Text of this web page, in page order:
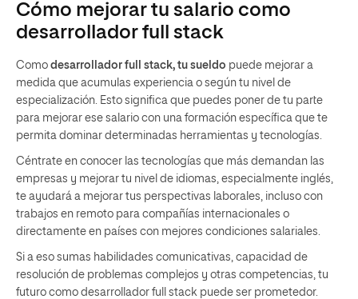
Cómo mejorar tu salario como
desarrollador full stack
Como desarrollador full stack, tu sueldo puede mejorar a
medida que acumulas experiencia o según tu nivel de
especialización. Esto significa que puedes poner de tu parte
para mejorar ese salario con una formación específica que te
permita dominar determinadas herramientas y tecnologías.
Céntrate en conocer las tecnologías que más demandan las
empresas y mejorar tu nivel de idiomas, especialmente inglés,
te ayudará a mejorar tus perspectivas laborales, incluso con
trabajos en remoto para compañías internacionales o
directamente en países con mejores condiciones salariales.
Si a eso sumas habilidades comunicativas, capacidad de
resolución de problemas complejos y otras competencias, tu
futuro como desarrollador full stack puede ser prometedor.